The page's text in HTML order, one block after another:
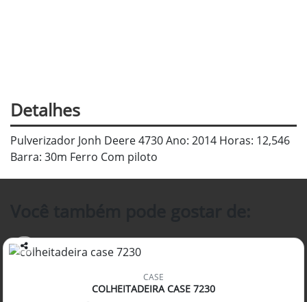
Detalhes
Pulverizador Jonh Deere 4730 Ano: 2014 Horas: 12,546
Barra: 30m Ferro Com piloto
Co
CASE
COLHEITADEIRA CASE 7230